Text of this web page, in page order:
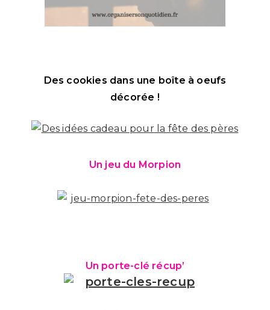
Des cookies dans une boîte à oeufs
décorée !
Un jeu du Morpion
Un porte-clé récup’